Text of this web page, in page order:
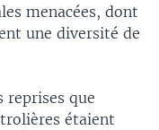
menacées, dont
une diversité de
reprises que
étaient